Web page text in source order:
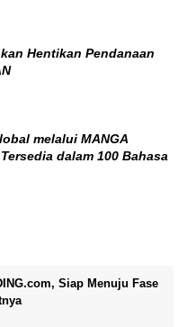
Hentikan Pendanaan
melalui MANGA
dalam 100 Bahasa
Siap Menuju Fase